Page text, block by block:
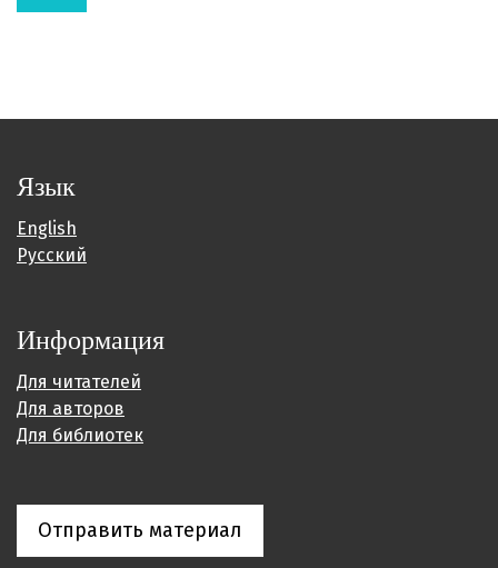
Язык
English
Русский
Информация
Для читателей
Для авторов
Для библиотек
Отправить материал